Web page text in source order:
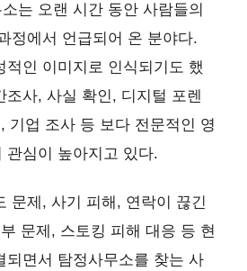
는 오랜 시간 동안 사람들의
정에서 언급되어 온 분야다.
적인 이미지로 인식되기도 했
조사, 사실 확인, 디지털 포렌
기업 조사 등 보다 전문적인 영
관심이 높아지고 있다.
문제, 사기 피해, 연락이 끊긴
문제, 스토킹 피해 대응 등 현
되면서 탐정사무소를 찾는 사